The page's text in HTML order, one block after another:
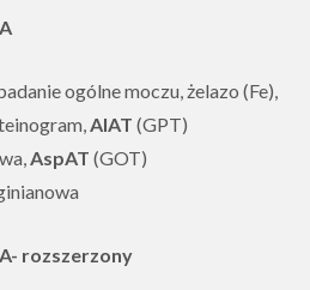
ogólne moczu, żelazo (Fe),
AlAT (GPT)
AspAT (GOT)
rozszerzony